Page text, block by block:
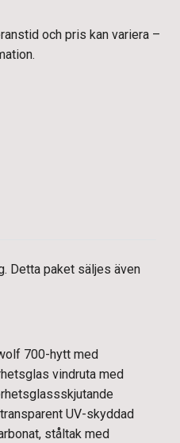
och pris kan variera –
Detta paket säljes även
700-hytt med
vindruta med
UV-skyddad
ståltak med